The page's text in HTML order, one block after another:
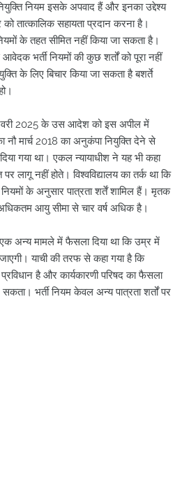
नियम इसके अपवाद हैं और इनका उद्देश्य
को तात्कालिक सहायता प्रदान करना है।
के तहत सीमित नहीं किया जा सकता है।
भर्ती नियमों की कुछ शर्तों को पूरा नहीं
के लिए बिचार किया जा सकता है बशर्ते
2025 के उस आदेश को इस अपील में
नौ मार्च 2018 का अनुकंपा नियुक्ति देने से
गया था। एकल न्यायाधीश ने यह भी कहा
लागू नहीं होते। विश्वविद्यालय का तर्क था कि
के अनुसार पात्रता शर्तें शामिल हैं। मृतक
आयु सीमा से चार वर्ष अधिक है।
एक अन्य मामले में फैसला दिया था कि उम्र में
याची की तरफ से कहा गया है कि
है और कार्यकारणी परिषद का फैसला
भर्ती नियम केवल अन्य पात्रता शर्तों पर